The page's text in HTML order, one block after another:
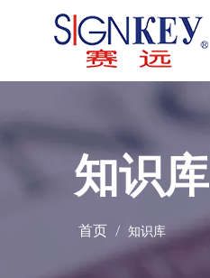
知识库
首页 / 知识库